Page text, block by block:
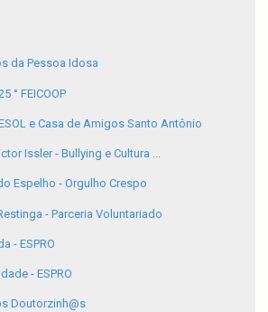
da Pessoa Idosa
° FEICOOP
e Casa de Amigos Santo Antônio
Issler - Bullying e Cultura ...
Espelho - Orgulho Crespo
- Parceria Voluntariado
- ESPRO
- ESPRO
Doutorzinh@s